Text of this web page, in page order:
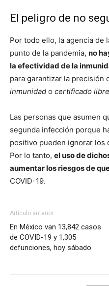
El peligro de no
Por todo ello, la agencia de
punto de la pandemia, no
la efectividad de la
para garantizar la precisión
inmunidad o certificado
Las personas que asumen
segunda infección porque
positivo pueden ignorar los
Por lo tanto, el uso de
aumentar los riesgos de
COVID-19.
Artículo anterior
En México van 13,842 casos
de COVID-19 y 1,305
defunciones, hoy sábado